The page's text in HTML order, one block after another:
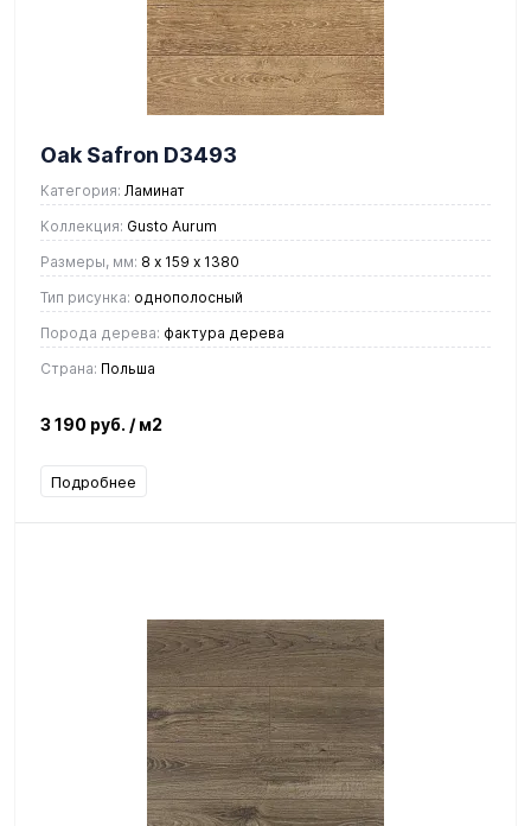
Oak Safron D3493
Категория: Ламинат
Коллекция: Gusto Aurum
Размеры, мм: 8 х 159 х 1380
Тип рисунка: однополосный
Порода дерева: фактура дерева
Страна: Польша
3 190 руб. / м2
Подробнее